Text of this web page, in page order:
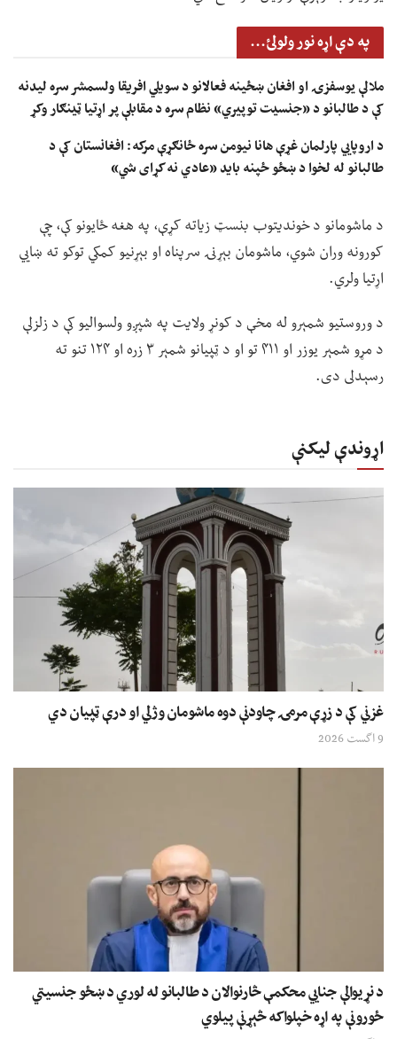
په دې اړه نور ولولئ...
ملالې یوسفزۍ او افغان ښځینه فعالانو د سویلي افریقا ولسمشر سره لیدنه
کې د طالبانو د «جنسیت توپیري» نظام سره د مقابلې پر اړتیا ټينګار وکړ
د اروپايي پارلمان غړې هانا نیومن سره ځانګړې مرکه: افغانستان کې د
طالبانو له لخوا د ښځو ځپنه باید «عادي نه کړای شي»
د ماشومانو د خوندیتوب بنسټ زیاته کړې، په هغه ځایونو کې، چې
کورونه وران شوي، ماشومان بېړنۍ سرپناه او بېړنیو کمکي توکو ته ښايي
اړتیا ولري.
د وروستیو شمېرو له مخې د کونړ ولایت په شپږو ولسوالیو کې د زلزلې
د مړو شمېر یوزر او ۴۱۱ تو او د ټپیانو شمېر ۳ زره او ۱۲۴ تنو ته
رسېدلی دی.
اړوندې لیکنې
غزني کې د زړې مرمۍ چاودنې دوه ماشومان وژلي او درې ټپیان دي
9 اگست 2026
د نړیوالې جنايي محکمې څارنوالان د طالبانو له لوري د ښځو جنسیتي
ځورونې په اړه خپلواکه څېړنې پیلوي